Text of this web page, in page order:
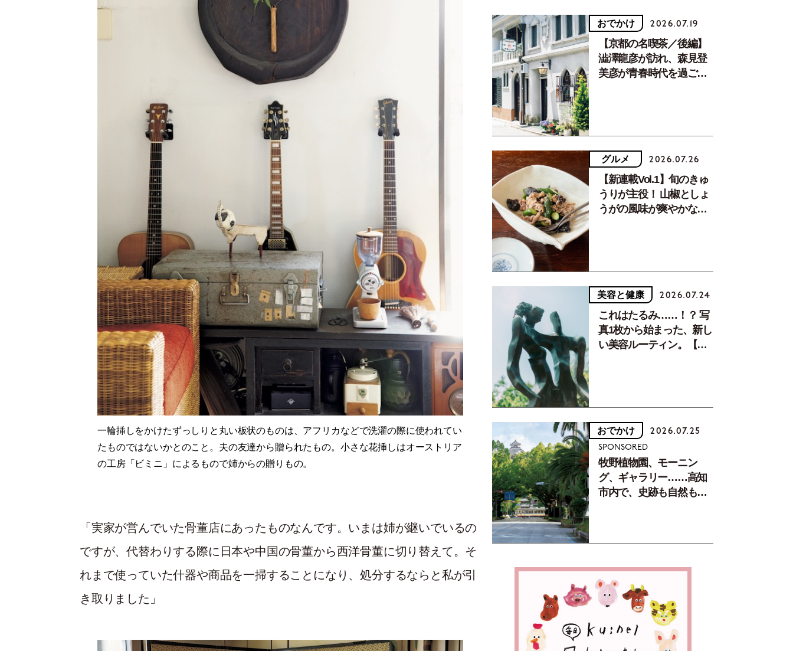
一輪挿しをかけたずっしりと丸い板状のものは、アフリカなどで洗濯の際に使われてい
たものではないかとのこと。夫の友達から贈られたもの。小さな花挿しはオーストリア
の工房「ビミニ」によるもので姉からの贈りもの。
「実家が営んでいた骨董店にあったものなんです。いまは姉が継いでいるの
ですが、代替わりする際に日本や中国の骨董から西洋骨董に切り替えて。そ
れまで使っていた什器や商品を一掃することになり、処分するならと私が引
き取りました」
おでかけ 2026.07.19
【京都の名喫茶／後編】
澁澤龍彦が訪れ、森見登
美彦が青春時代を過ごし
グルメ 2026.07.26
【新連載Vol.1】旬のきゅ
うりが主役！ 山椒としょ
うがの風味が爽やかな、
美容と健康 2026.07.24
これはたるみ……！？ 写
真1枚から始まった、新し
い美容ルーティン。【中
おでかけ 2026.07.25
SPONSORED
牧野植物園、モーニン
グ、ギャラリー……高知
市内で、史跡も自然もグ